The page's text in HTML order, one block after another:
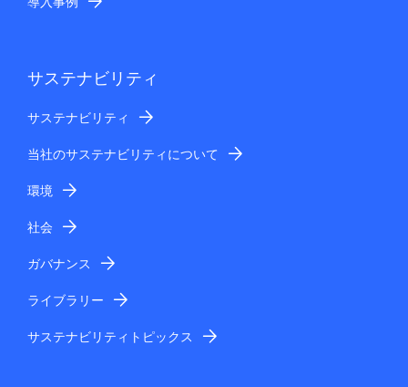
サステナビリティ
サステナビリティ
当社のサステナビリティについて
環境
社会
ガバナンス
ライブラリー
サステナビリティトピックス